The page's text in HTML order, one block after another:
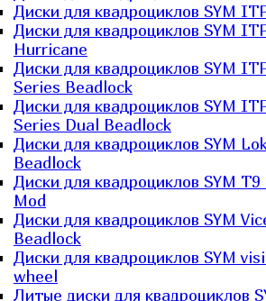
Диски для квадроциклов SYM
Диски для квадроциклов SYM
Hurricane
Диски для квадроциклов SYM
Series Beadlock
Диски для квадроциклов SYM
Series Dual Beadlock
Диски для квадроциклов SYM
Beadlock
Диски для квадроциклов SYM T9
Mod
Диски для квадроциклов SYM
Beadlock
Диски для квадроциклов SYM
wheel
Литые диски для квадроциклов